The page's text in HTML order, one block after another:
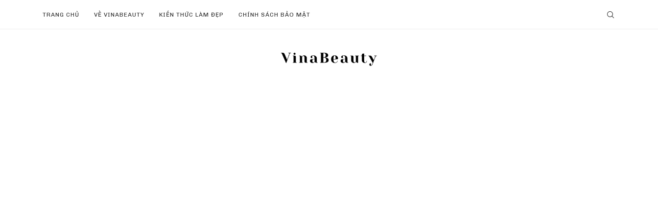
TRANG CHỦ VỀ VINABEAUTY KIẾN THỨC LÀM ĐẸP CHÍNH SÁCH BẢO MẬT